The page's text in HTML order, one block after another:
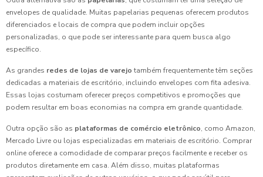
envelopes de qualidade. Muitas papelarias pequenas oferecem produtos
diferenciados e locais de compra que podem incluir opções
personalizadas, o que pode ser interessante para quem busca algo
específico.
As grandes redes de lojas de varejo também frequentemente têm seções
dedicadas a materiais de escritório, incluindo envelopes com fita adesiva.
Essas lojas costumam oferecer preços competitivos e promoções que
podem resultar em boas economias na compra em grande quantidade.
Outra opção são as plataformas de comércio eletrônico, como Amazon,
Mercado Livre ou lojas especializadas em materiais de escritório. Comprar
online oferece a comodidade de comparar preços facilmente e receber os
produtos diretamente em casa. Além disso, muitas plataformas